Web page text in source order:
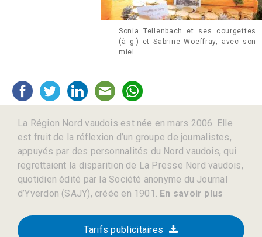
Sonia Tellenbach et ses courgettes
(à g.) et Sabrine Woeffray, avec son
miel.
La Région Nord vaudois est née en mars 2006. Elle
est fruit de la réflexion d’un groupe de journalistes,
appuyés par des personnalités du Nord vaudois, qui
regrettaient la disparition de La Presse Nord vaudois,
quotidien édité par la Société anonyme du Journal
d’Yverdon (SAJY), créée en 1901. En savoir plus
Tarifs publicitaires